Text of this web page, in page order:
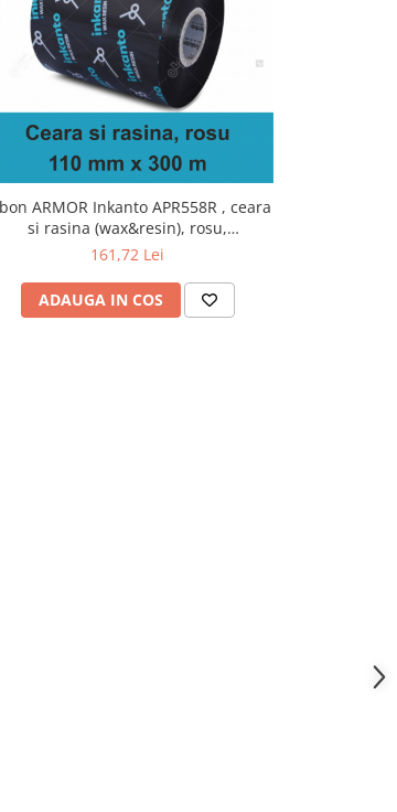
ARMOR Inkanto APR558R , ceara
si rasina (wax&resin), rosu,
110mmx300M, OUT
161,72 Lei
ADAUGA IN COS